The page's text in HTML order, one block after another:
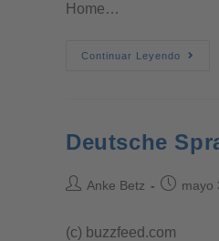
Home…
Continuar Leyendo
Deutsche
Anke Betz mayo
(c) buzzfeed.com